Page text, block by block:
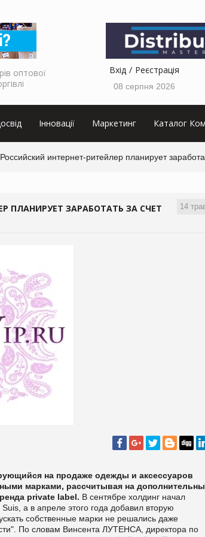
оптової
Вхід Реєстрація
08 серпня 2026
Інновації Маркетинг Каталог
интернет-ритейлер планирует
14
ПЛАНИРУЕТ ЗАРАБОТАТЬ ЗА СЧЕТ
на продаже одежды и аксессуаров
марками, рассчитывая на
private label. В сентябре холдинг начал
а в апреле этого года добавил вторую
собственные марки не решались даже
По словам Винсента ЛУТЕНСА, директора по